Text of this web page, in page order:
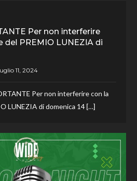
Per non interferire
del PREMIO LUNEZIA di
Per non interferire con la
LUNEZIA di domenica 14 […]